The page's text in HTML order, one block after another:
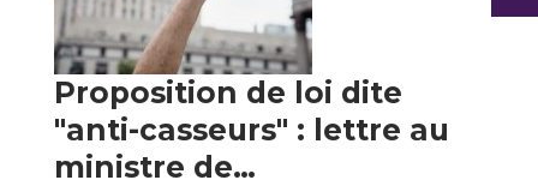
Proposition de loi dite
"anti-casseurs" : lettre au
ministre de…